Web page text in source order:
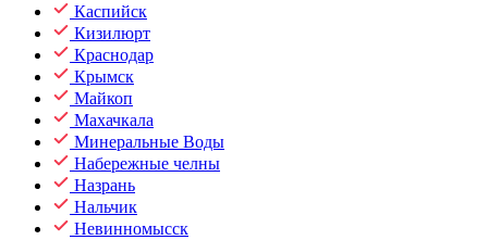
Каспийск
Кизилюрт
Краснодар
Крымск
Майкоп
Махачкала
Минеральные Воды
Набережные челны
Назрань
Нальчик
Невинномысск